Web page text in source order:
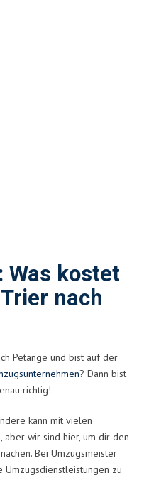
Was kostet
nach
Petange und bist auf der
? Dann bist
richtig!
kann mit vielen
wir sind hier, um dir den
Bei Umzugsmeister
zu